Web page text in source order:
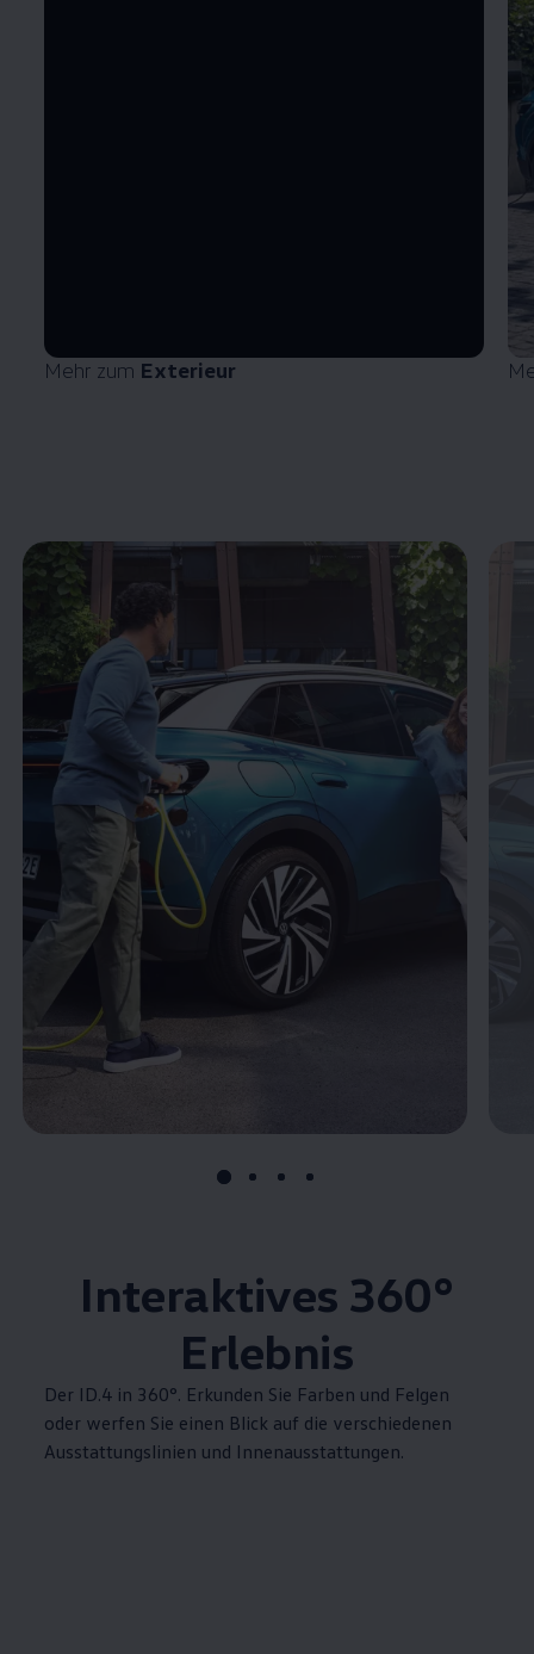
Mehr zum Exterieur
Enable fullscreen mode
Interaktives 360°
Erlebnis
Der ID.4 in 360°. Erkunden Sie Farben und Felgen
oder werfen Sie einen Blick auf die verschiedenen
Ausstattungslinien und Innenausstattungen.